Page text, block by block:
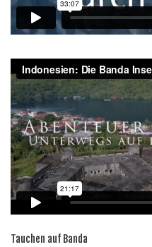
Tauchen auf Banda